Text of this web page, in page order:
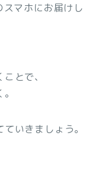
マホにお届けし
とで、
いきましょう。